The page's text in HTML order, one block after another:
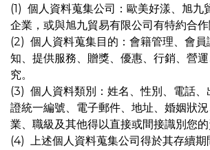
(1) 個人資料蒐集公司：歐美好漾、旭九
企業，或與旭九貿易有限公司有特約合作
(2) 個人資料蒐集目的：會籍管理、會員
知、提供服務、贈獎、優惠、行銷、營
究。
(3) 個人資料類別：姓名、性別、電話、
證統一編號、電子郵件、地址、婚姻狀
業、職級及其他得以直接或間接識別您的
(4) 上述個人資料蒐集公司得於其存續期